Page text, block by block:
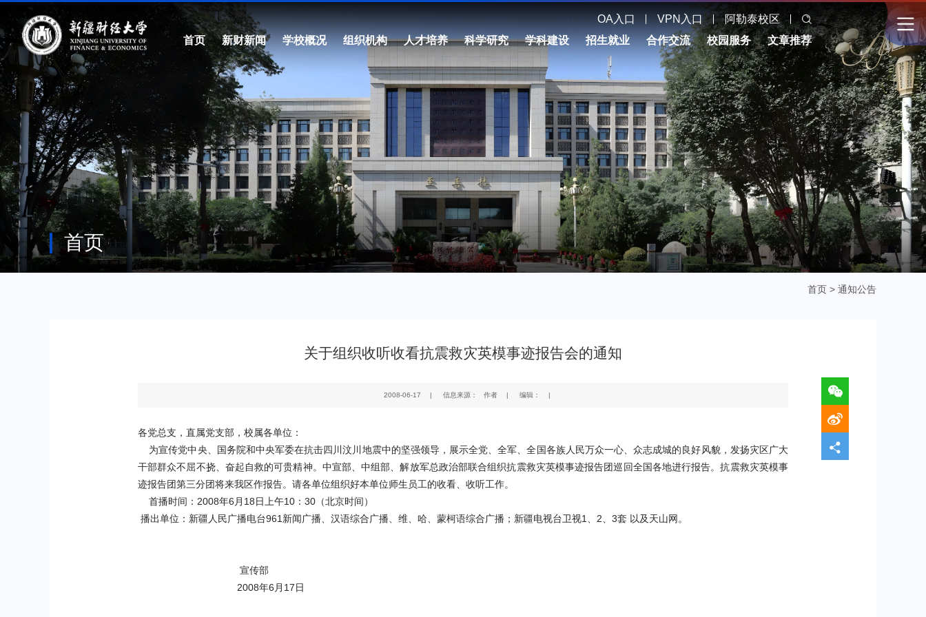
OA入口 VPN入口
阿勒泰校区
首页
新财新闻 学校概况 组织机构 人才培养 科学研究 学科建设 招生就业 合作交流 校园服务 文章推荐
首页
首页 > 通知公告
关于组织收听收看抗震救灾英模事迹报告会的通知
2008-06-17 | 信息来源： 作者 | 编辑： |
各党总支，直属党支部，校属各单位：
为宣传党中央、国务院和中央军委在抗击四川汶川地震中的坚强领导，展示全党、全军、全国各族人民万众一心、众志成城的良好风貌，发扬灾区广大
干部群众不屈不挠、奋起自救的可贵精神。中宣部、中组部、解放军总政治部联合组织抗震救灾英模事迹报告团巡回全国各地进行报告。抗震救灾英模事
迹报告团第三分团将来我区作报告。请各单位组织好本单位师生员工的收看、收听工作。
首播时间： 2008年6 月 18日上午10 ： 30 （北京时间）
播出单位：新疆人民广播电台961 新闻广播、汉语综合广播、维、哈、蒙柯语综合广播；新疆电视台卫视1 2 3套 以及天山网。
宣传部
2008年6 月 17日